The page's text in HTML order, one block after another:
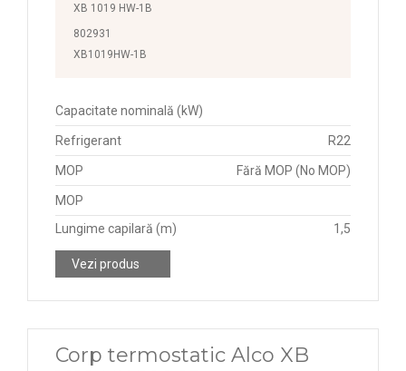
XB 1019 HW-1B
802931
XB1019HW-1B
Capacitate nominală (kW)
Refrigerant R22
MOP Fără MOP (No MOP)
MOP
Lungime capilară (m)
1,5
Vezi produs
Corp termostatic Alco XB